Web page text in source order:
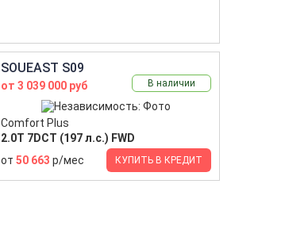
SOUEAST S09
от 3 039 000 руб В наличии
Comfort Plus
2.0T 7DCT (197 л.с.) FWD
от 50 663 р/мес КУПИТЬ В КРЕДИТ